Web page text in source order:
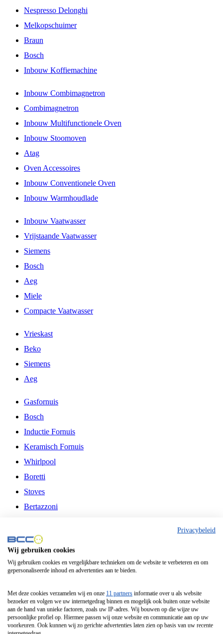
Nespresso Delonghi
Melkopschuimer
Braun
Bosch
Inbouw Koffiemachine
Inbouw Combimagnetron
Combimagnetron
Inbouw Multifunctionele Oven
Inbouw Stoomoven
Atag
Oven Accessoires
Inbouw Conventionele Oven
Inbouw Warmhoudlade
Inbouw Vaatwasser
Vrijstaande Vaatwasser
Siemens
Bosch
Aeg
Miele
Compacte Vaatwasser
Vrieskast
Beko
Siemens
Aeg
Gasfornuis
Bosch
Inductie Fornuis
Keramisch Fornuis
Whirlpool
Boretti
Stoves
Bertazzoni
Fitelli
Airfryer
Frituurpan
Contactgrill
Broodbakmachine
Broodrooster
Privacybeleid
Wij gebruiken cookies
Wij gebruiken cookies en vergelijkbare technieken om de website te verbeteren en om
gepersonaliseerde inhoud en advertenties aan te bieden.
Met deze cookies verzamelen wij en onze 11 partners informatie over u als website
bezoeker en volgen we uw internetgedrag binnen en mogelijk ook buiten onze website
aan de hand van unieke factoren, zoals uw IP-adres. Wij bouwen op die wijze uw
persoonlijke profiel op. Hiermee passen wij onze website en communicatie aan op uw
voorkeuren. Ook kunnen wij zo gerichte advertenties laten zien op basis van uw recente